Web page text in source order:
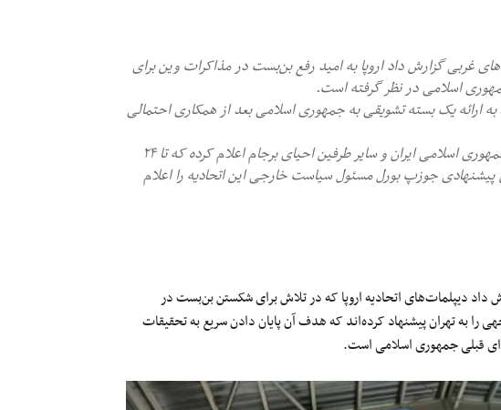
غربی گزارش داد اروپا به امید رفع بن‌بست در مذاکرات وین برای
اسلامی در نظر گرفته است.
به ارائه یک بسته تشویقی به جمهوری اسلامی بعد از همکاری احتمالی
- دو منبع آگاه گزارش دادند که اتحادیه اروپا به جمهوری اسلامی ایران و سایر طرفین احیای برجام اعلام کرده که تا ۲۴
پیشنهادی جوزپ بورل مسئول سیاست خارجی این اتحادیه را اعلام
گزارش داد دیپلمات‌های اتحادیه اروپا که در تلاش برای شکستن بن‌بست در
را به تهران پیشنهاد کرده‌اند که هدف آن پایان دادن سریع به تحقیقات
قبلی جمهوری اسلامی است.